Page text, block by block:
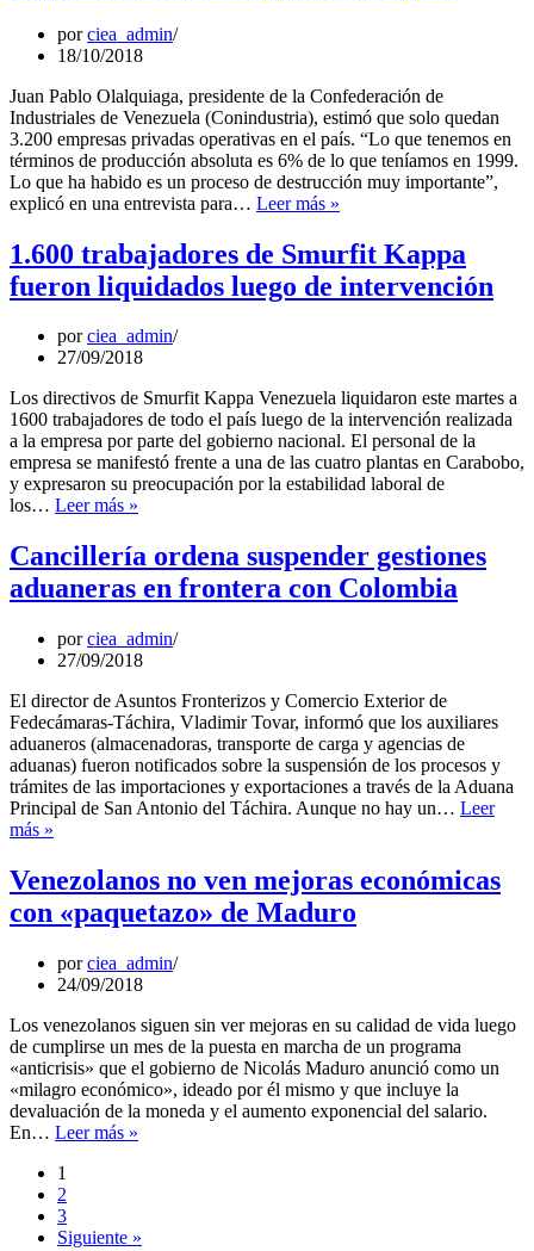
está
en
la
quiebra
porciea_admin
18/10/2018
Juan Pablo Olalquiaga, presidente de la Confederación de
Industriales de Venezuela (Conindustria), estimó que solo quedan
3.200 empresas privadas operativas en el país. “Lo que tenemos en
términos de producción absoluta es 6% de lo que teníamos en 1999.
Lo que ha habido es un proceso de destrucción muy importante”,
explicó en una entrevista para… Leer más »
que
solo
3.200
el
país
1.600 trabajadores de Smurfit Kappa
fueron liquidados luego de intervención
porciea_admin
27/09/2018
Los directivos de Smurfit Kappa Venezuela liquidaron este martes a
1600 trabajadores de todo el país luego de la intervención realizada
a la empresa por parte del gobierno nacional. El personal de la
empresa se manifestó frente a una de las cuatro plantas en Carabobo,
y expresaron su preocupación por la estabilidad laboral de
los… Leer más »
de
Smurfit
Kappa
liquidados
luego
intervención
Cancillería ordena suspender gestiones
aduaneras en frontera con Colombia
porciea_admin
27/09/2018
El director de Asuntos Fronterizos y Comercio Exterior de
Fedecámaras-Táchira, Vladimir Tovar, informó que los auxiliares
aduaneros (almacenadoras, transporte de carga y agencias de
aduanas) fueron notificados sobre la suspensión de los procesos y
trámites de las importaciones y exportaciones a través de la Aduana
Principal de San Antonio del Táchira. Aunque no hay un… Leer
más »
suspender
gestiones
aduaneras
frontera
con
Venezolanos no ven mejoras económicas
con «paquetazo» de Maduro
porciea_admin
24/09/2018
Los venezolanos siguen sin ver mejoras en su calidad de vida luego
de cumplirse un mes de la puesta en marcha de un programa
«anticrisis» que el gobierno de Nicolás Maduro anunció como un
«milagro económico», ideado por él mismo y que incluye la
devaluación de la moneda y el aumento exponencial del salario.
En… Leer más »
con
1
2
3
Siguiente »